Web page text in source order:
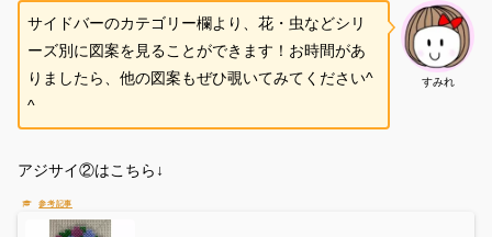
すみれ
サイドバーのカテゴリー欄より、花・虫などシリ
ーズ別に図案を見ることができます！お時間があ
りましたら、他の図案もぜひ覗いてみてください^
^
アジサイ②はこちら↓